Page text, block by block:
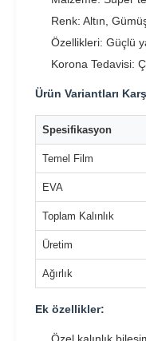
Renk: Altın,
Özellikleri: Güçlü
Korona Tedavisi:
Ürün Variantları
Spesifikasyon
Temel Film
EVA
Toplam Kalınlık
Üretim
Ağırlık
Ek özellikler: